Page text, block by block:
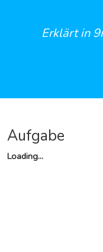
Erklärt in
Aufgabe